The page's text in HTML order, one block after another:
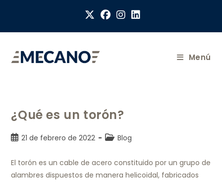
Menú
¿Qué es un torón?
21 de febrero de 2022 Blog
El torón es un cable de acero constituido por un grupo de
alambres dispuestos de manera helicoidal, fabricados